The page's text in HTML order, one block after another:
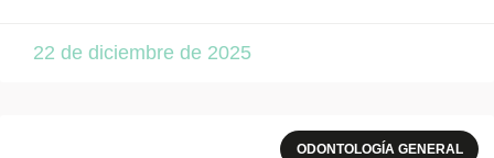
22 de diciembre de 2025
ODONTOLOGÍA GENERAL